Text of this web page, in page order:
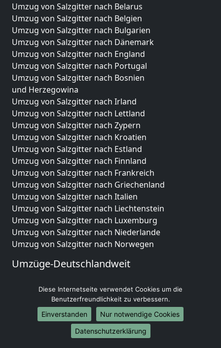
Umzug von Salzgitter nach Belarus
Umzug von Salzgitter nach Belgien
Umzug von Salzgitter nach Bulgarien
Umzug von Salzgitter nach Dänemark
Umzug von Salzgitter nach England
Umzug von Salzgitter nach Portugal
Umzug von Salzgitter nach Bosnien
und Herzegowina
Umzug von Salzgitter nach Irland
Umzug von Salzgitter nach Lettland
Umzug von Salzgitter nach Zypern
Umzug von Salzgitter nach Kroatien
Umzug von Salzgitter nach Estland
Umzug von Salzgitter nach Finnland
Umzug von Salzgitter nach Frankreich
Umzug von Salzgitter nach Griechenland
Umzug von Salzgitter nach Italien
Umzug von Salzgitter nach Liechtenstein
Umzug von Salzgitter nach Luxemburg
Umzug von Salzgitter nach Niederlande
Umzug von Salzgitter nach Norwegen
Umzüge-Deutschlandweit
Umzug von Salzgitter nach Hamburg
Umzug von Salzgitter nach München
Umzug von Salzgitter nach Köln
Umzug von Salzgitter nach Frankfurt am Main
Umzug von Salzgitter nach Stuttgart
Diese Internetseite verwendet Cookies um die
Benutzerfreundlichkeit zu verbessern.
Einverstanden
Nur notwendige Cookies
Datenschutzerklärung